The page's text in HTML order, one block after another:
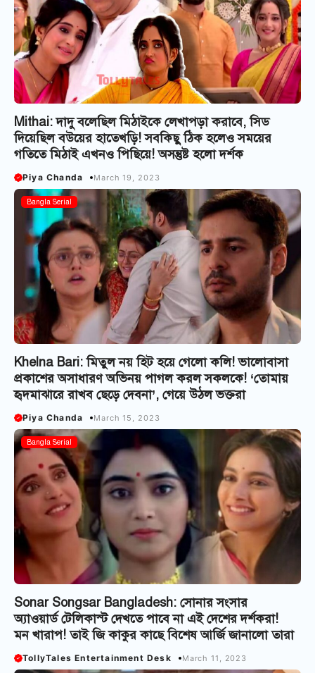
Mithai: দাদু বলেছিল মিঠাইকে লেখাপড়া করাবে, সিড
দিয়েছিল বউয়ের হাতেখড়ি! সবকিছু ঠিক হলেও সময়ের
গতিতে মিঠাই এখনও পিছিয়ে! অসন্তুষ্ট হলো দর্শক
Piya Chanda March 19, 2023
Bangla Serial
Khelna Bari: মিতুল নয় হিট হয়ে গেলো কলি! ভালোবাসা
প্রকাশের অসাধারণ অভিনয় পাগল করল সকলকে! ‘তোমায়
হৃদমাঝারে রাখব ছেড়ে দেবনা’, গেয়ে উঠল ভক্তরা
Piya Chanda March 15, 2023
Bangla Serial
Sonar Songsar Bangladesh: সোনার সংসার
অ্যাওয়ার্ড টেলিকাস্ট দেখতে পাবে না এই দেশের দর্শকরা!
মন খারাপ! তাই জি কাকুর কাছে বিশেষ আর্জি জানালো তারা
TollyTales Entertainment Desk March 11, 2023